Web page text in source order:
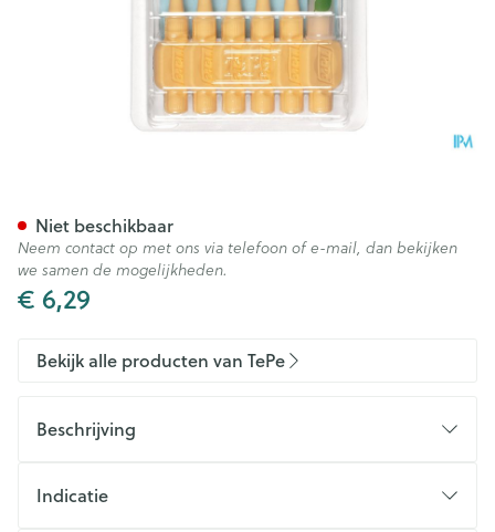
€ 6,29
Niet beschikbaar
Neem contact op met ons via telefoon of e-mail, dan bekijken
we samen de mogelijkheden.
Bekijk alle producten van TePe
Beschrijving
Indicatie